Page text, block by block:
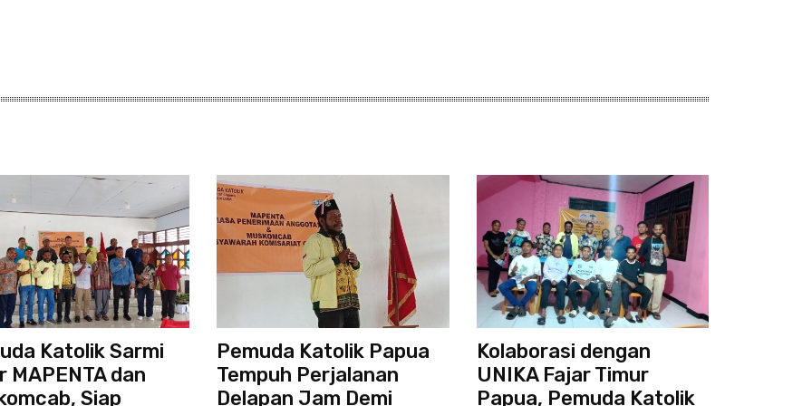
Katolik Sarmi
MAPENTA dan
Siap
Pemuda Katolik Papua
Tempuh Perjalanan
Delapan Jam Demi
Kolaborasi dengan
UNIKA Fajar Timur
Papua, Pemuda Katolik